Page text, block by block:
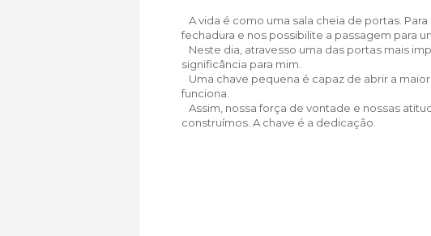
A vida é como uma sala cheia de portas.
fechadura e nos possibilite a passagem para
Neste dia, atravesso uma das portas mais
significância para mim.
Uma chave pequena é capaz de abrir a
funciona.
Assim, nossa força de vontade e nossas
construímos. A chave é a dedicação.